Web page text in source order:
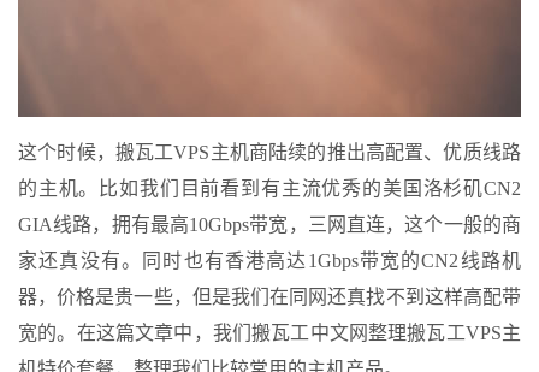
这个时候，搬瓦工VPS主机商陆续的推出高配置、优质线路
的主机。比如我们目前看到有主流优秀的美国洛杉矶CN2
GIA线路，拥有最高10Gbps带宽，三网直连，这个一般的商
家还真没有。同时也有香港高达1Gbps带宽的CN2线路机
器，价格是贵一些，但是我们在同网还真找不到这样高配带
宽的。在这篇文章中，我们搬瓦工中文网整理搬瓦工VPS主